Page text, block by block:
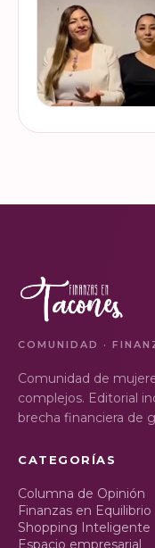
de tus finanzas en la
de "Mu…
VER EN
INSTAGRAM
de la Semana
COMUNIDAD ·
Comunidad de
complejos. Editorial
brecha financiera de
CATEGORÍAS
Columna de Opinión
Finanzas en Equilibrio
Shopping Inteligente
Espacio empresarial